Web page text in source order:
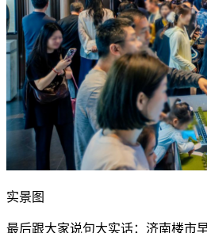
实景图
最后跟大家说句大实话：济南楼市